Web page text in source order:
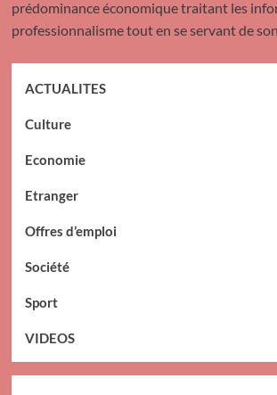
prédominance économique traitant les
professionnalisme tout en se servant de
ACTUALITES
Culture
Economie
Etranger
Offres d’emploi
Société
Sport
VIDEOS